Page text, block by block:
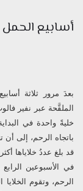
أسابيع الحمل 0 – 8
بعدَ مرور ثلاثة
الملقَّحة عبر نفير
خليةً واحدة في
باتجاه الرحم، إلى
قد بلغ عددُ خلاياها
في الأسبوعين
الرحم، وتقوم